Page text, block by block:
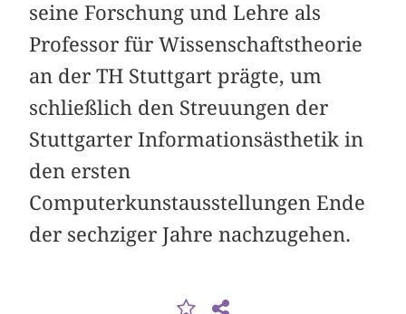
seine Forschung und Lehre als
Professor für Wissenschaftstheorie
an der TH Stuttgart prägte, um
schließlich den Streuungen der
Stuttgarter Informationsästhetik in
den ersten
Computerkunstausstellungen Ende
der sechziger Jahre nachzugehen.